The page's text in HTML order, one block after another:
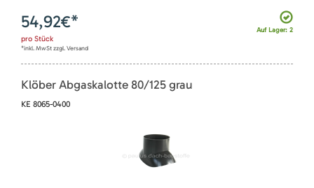
Auf Lager: 2
54,92€*
pro Stück
*inkl. MwSt zzgl. Versand
Klöber Abgaskalotte 80/125 grau
KE 8065-0400